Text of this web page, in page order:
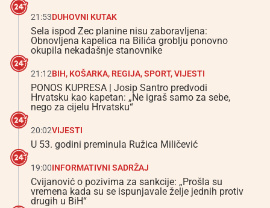
21:53DUHOVNI KUTAK
Sela ispod Zec planine nisu zaboravljena:
Obnovljena kapelica na Bilića groblju ponovno
okupila nekadašnje stanovnike
21:12BIH, KOŠARKA, REGIJA,SPORT,VIJESTI
PONOS KUPRESA | Josip Santro predvodi
Hrvatsku kao kapetan: „Ne igraš samo za sebe,
nego za cijelu Hrvatsku“
20:02VIJESTI
U 53. godini preminula Ružica Miličević
19:00INFORMATIVNI SADRŽAJ
Cvijanović o pozivima za sankcije: „Prošla su
vremena kada su se ispunjavale želje jednih protiv
drugih u BiH“